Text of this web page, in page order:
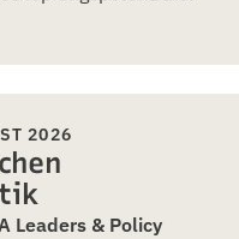
2026
Leaders & Policy